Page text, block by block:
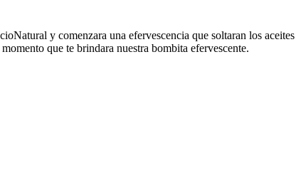
y comenzara una efervescencia que soltaran los
que te brindara nuestra bombita efervescente.